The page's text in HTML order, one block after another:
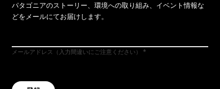
パタゴニアのストーリー、環境への取り組み、イベント情報な
どをメールにてお届けします。
メールアドレス（入力間違いにご注意ください）